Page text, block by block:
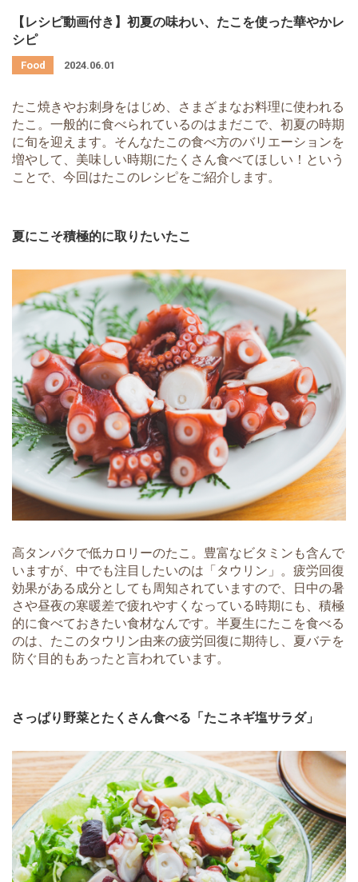
【レシピ動画付き】初夏の味わい、たこを使った華やかレ
シピ
2024.06.01
たこ焼きやお刺身をはじめ、さまざまなお料理に使われる
たこ。一般的に食べられているのはまだこで、初夏の時期
に旬を迎えます。そんなたこの食べ方のバリエーションを
増やして、美味しい時期にたくさん食べてほしい！という
ことで、今回はたこのレシピをご紹介します。
夏にこそ積極的に取りたいたこ
高タンパクで低カロリーのたこ。豊富なビタミンも含んで
いますが、中でも注目したいのは「タウリン」。疲労回復
効果がある成分としても周知されていますので、日中の暑
さや昼夜の寒暖差で疲れやすくなっている時期にも、積極
的に食べておきたい食材なんです。半夏生にたこを食べる
のは、たこのタウリン由来の疲労回復に期待し、夏バテを
防ぐ目的もあったと言われています。
さっぱり野菜とたくさん食べる「たこネギ塩サラダ」